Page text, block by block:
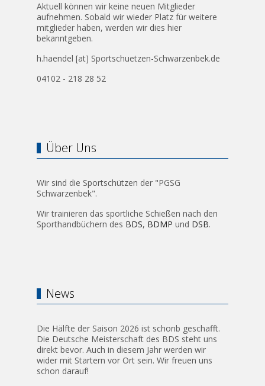
Aktuell können wir keine neuen Mitglieder
aufnehmen. Sobald wir wieder Platz für weitere
mitglieder haben, werden wir dies hier
bekanntgeben.
h.haendel [at] Sportschuetzen-Schwarzenbek.de
04102 - 218 28 52
Über Uns
Wir sind die Sportschützen der "PGSG
Schwarzenbek".
Wir trainieren das sportliche Schießen nach den
Sporthandbüchern des BDS, BDMP und DSB.
News
Die Hälfte der Saison 2026 ist schonb geschafft.
Die Deutsche Meisterschaft des BDS steht uns
direkt bevor. Auch in diesem Jahr werden wir
wider mit Startern vor Ort sein. Wir freuen uns
schon darauf!